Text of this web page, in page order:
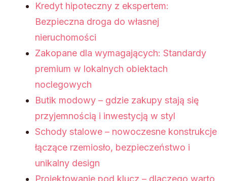
Kredyt hipoteczny z ekspertem:
Bezpieczna droga do własnej
nieruchomości
Zakopane dla wymagających: Standardy
premium w lokalnych obiektach
noclegowych
Butik modowy – gdzie zakupy stają się
przyjemnością i inwestycją w styl
Schody stalowe – nowoczesne konstrukcje
łączące rzemiosło, bezpieczeństwo i
unikalny design